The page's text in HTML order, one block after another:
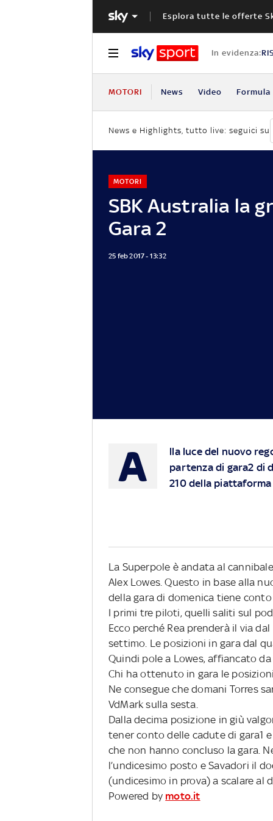
Esplora tutte le offerte
In evidenza:
MOTORI News Video Formula
News e Highlights, tutto live: seguici su
SBK Australia la
Gara 2
MOTORI
25 feb 2017 - 13:32
A
lla luce del nuovo
partenza di gara2 di
210 della
La Superpole è andata al
Alex Lowes. Questo in base alla
della gara di domenica tiene
I primi tre piloti, quelli saliti sul
Ecco perché Rea prenderà il via
settimo. Le posizioni in gara dal
Quindi pole a Lowes, affiancato da
Chi ha ottenuto in gara le
Ne consegue che domani Torres
VdMark sulla sesta.
Dalla decima posizione in giù
tener conto delle cadute di gara1
che non hanno concluso la gara.
l’undicesimo posto e Savadori il
(undicesimo in prova) a scalare al
Powered by moto.it